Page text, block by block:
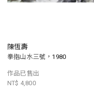
陳恆壽
拳指山水三號，1980
作品已售出
NT$ 4,800